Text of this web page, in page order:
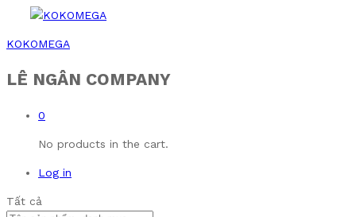
KOKOMEGA
LÊ NGÂN COMPANY
0
No products in the cart.
Log in
Tất cả